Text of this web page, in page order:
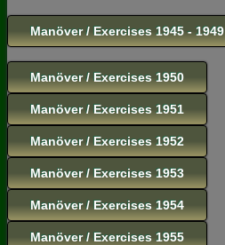
Manöver / Exercises 1945 - 1949
Manöver / Exercises 1950
Manöver / Exercises 1951
Manöver / Exercises 1952
Manöver / Exercises 1953
Manöver / Exercises 1954
Manöver / Exercises 1955